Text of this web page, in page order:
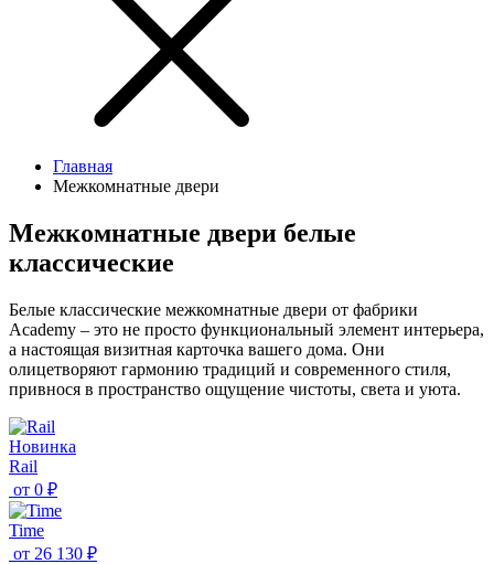
Главная
Межкомнатные двери
Межкомнатные двери белые
классические
Белые классические межкомнатные двери от фабрики
Academy – это не просто функциональный элемент интерьера,
а настоящая визитная карточка вашего дома. Они
олицетворяют гармонию традиций и современного стиля,
привнося в пространство ощущение чистоты, света и уюта.
Новинка
Rail
от 0 ₽
Time
от 26 130 ₽